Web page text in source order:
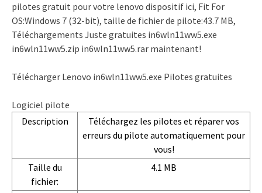
pilotes gratuit pour votre lenovo dispositif ici, Fit For
OS:Windows 7 (32-bit), taille de fichier de pilote:43.7 MB,
Téléchargements Juste gratuites in6wln11ww5.exe
in6wln11ww5.zip in6wln11ww5.rar maintenant!
Télécharger Lenovo in6wln11ww5.exe Pilotes gratuites
Logiciel pilote
Description
Téléchargez les pilotes et réparer vos
erreurs du pilote automatiquement pour
vous!
Taille du
fichier:
4.1 MB